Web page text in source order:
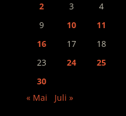
2
3 4
9
10 11
16
17 18
23
24 25
30
« Mai
Juli »